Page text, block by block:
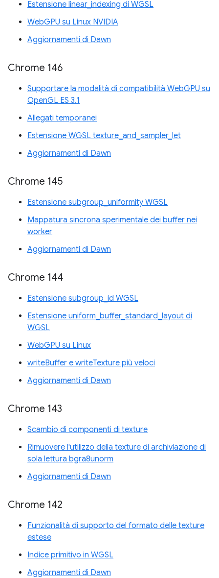
Estensione linear_indexing di WGSL
WebGPU su Linux NVIDIA
Aggiornamenti di Dawn
Chrome 146
Supportare la modalità di compatibilità WebGPU su
OpenGL ES 3.1
Allegati temporanei
Estensione WGSL texture_and_sampler_let
Aggiornamenti di Dawn
Chrome 145
Estensione subgroup_uniformity WGSL
Mappatura sincrona sperimentale dei buffer nei
worker
Aggiornamenti di Dawn
Chrome 144
Estensione subgroup_id WGSL
Estensione uniform_buffer_standard_layout di
WGSL
WebGPU su Linux
writeBuffer e writeTexture più veloci
Aggiornamenti di Dawn
Chrome 143
Scambio di componenti di texture
Rimuovere l'utilizzo della texture di archiviazione di
sola lettura bgra8unorm
Aggiornamenti di Dawn
Chrome 142
Funzionalità di supporto del formato delle texture
estese
Indice primitivo in WGSL
Aggiornamenti di Dawn